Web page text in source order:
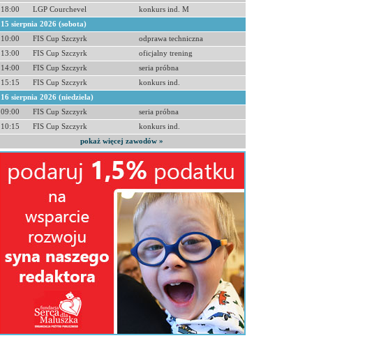
18:00
LGP Courchevel
konkurs ind. M
15 sierpnia 2026 (sobota)
10:00
FIS Cup Szczyrk
odprawa techniczna
13:00
FIS Cup Szczyrk
oficjalny trening
14:00
FIS Cup Szczyrk
seria próbna
15:15
FIS Cup Szczyrk
konkurs ind.
16 sierpnia 2026 (niedziela)
09:00
FIS Cup Szczyrk
seria próbna
10:15
FIS Cup Szczyrk
konkurs ind.
pokaż więcej zawodów »